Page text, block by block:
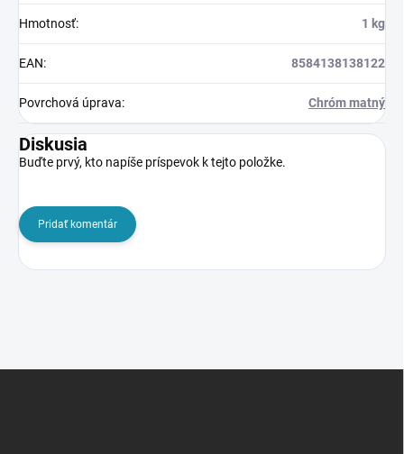
Hmotnosť: 1 kg
EAN: 8584138138122
Povrchová úprava: Chróm matný
Diskusia
Buďte prvý, kto napíše príspevok k tejto položke.
Pridať komentár